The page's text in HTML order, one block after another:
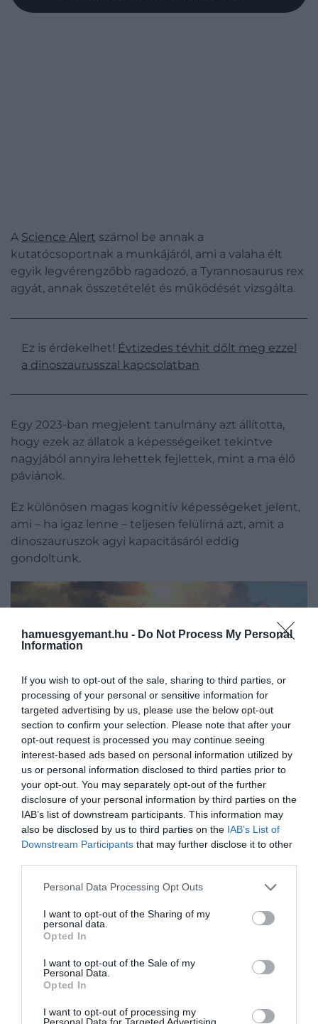
hamuesgyemant.hu - Do Not Process My Personal
Information
If you wish to opt-out of the sale, sharing to third parties, or
processing of your personal or sensitive information for
targeted advertising by us, please use the below opt-out
section to confirm your selection. Please note that after your
opt-out request is processed you may continue seeing
interest-based ads based on personal information utilized by
us or personal information disclosed to third parties prior to
your opt-out. You may separately opt-out of the further
disclosure of your personal information by third parties on the
IAB’s list of downstream participants. This information may
also be disclosed by us to third parties on the IAB’s List of
Downstream Participants that may further disclose it to other
Please note that this website/app uses one or more Google
not limited to your visit or usage behaviour. You may click to
grant or deny consent to Google and its third-party tags to
use your data for below specified purposes in below Google
consent section.
Personal Data Processing Opt Outs
I want to opt-out of the Sharing of my
personal data.
Opted In
I want to opt-out of the Sale of my
Personal Data.
Opted In
I want to opt-out of processing my
Personal Data for Targeted Advertising.
A Science Alert számol be annak a
kutatócsoportnak a munkájáról, ami a valaha élt
egyik legvérengzőbb ragadozó, a Tyrannosaurus rex
agyát, annak összetételét és működését vizsgálta.
Ez is érdekelhet! Évtizedes tévhit dőlt meg ezzel
a dinoszaurusszal kapcsolatban
Egy 2023-ban megjelent tanulmány azt állította,
hogy ezek az állatok a képességeiket tekintve
nagyjából annyira lehettek fejlettek, mint a ma élő
páviánok.
Ez különösen magas kognitív képességeket jelent,
ami – ha igaz lenne – teljesen felülírná azt, amit a
dinoszauruszok agyi kapacitásáról eddig
gondoltunk.
A félelmetes dinoszauruszok képességeit nem
helye csak az agyméretükből levezetni
szerint azonban ez a feltételezés több
szempontból hamis, olyannyira, hogy már a
A tudósok szerint nem helyes azt gondolni, hogy
nagyméretű agyuk volt, ez az intelligenciájukra is